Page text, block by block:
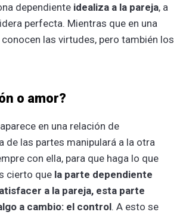
dependiente idealiza a la pareja, a
perfecta. Mientras que en una
las virtudes, pero también los
o amor?
en una relación de
de las partes manipulará a la otra
con ella, para que haga lo que
cierto que la parte dependiente
a la pareja, esta parte
a cambio: el control. A esto se